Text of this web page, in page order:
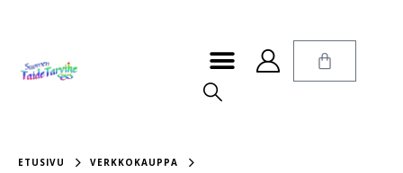
ETUSIVU
VERKKOKAUPPA